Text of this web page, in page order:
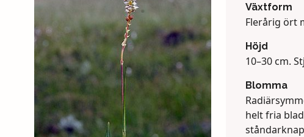
Växtform
Flerårig ört
Höjd
10–30 cm.
Blomma
helt fria